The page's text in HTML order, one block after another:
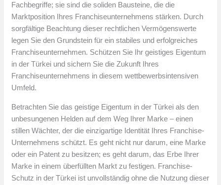
Fachbegriffe; sie sind die soliden Bausteine, die die
Marktposition Ihres Franchiseunternehmens stärken. Durch
sorgfältige Beachtung dieser rechtlichen Vermögenswerte
legen Sie den Grundstein für ein stabiles und erfolgreiches
Franchiseunternehmen. Schützen Sie Ihr geistiges Eigentum
in der Türkei und sichern Sie die Zukunft Ihres
Franchiseunternehmens in diesem wettbewerbsintensiven
Umfeld.
Betrachten Sie das geistige Eigentum in der Türkei als den
unbesungenen Helden auf dem Weg Ihrer Marke – einen
stillen Wächter, der die einzigartige Identität Ihres Franchise-
Unternehmens schützt. Es geht nicht nur darum, eine Marke
oder ein Patent zu besitzen; es geht darum, das Erbe Ihrer
Marke in einem überfüllten Markt zu festigen. Franchise-
Schutz in der Türkei ist unvollständig ohne die Nutzung dieser